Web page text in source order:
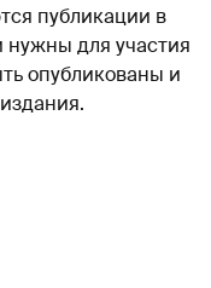
публикации в
для участия
опубликованы и